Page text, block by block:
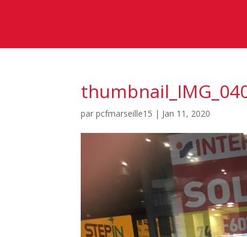
parpcfmarseille15 | Jan 11, 2020